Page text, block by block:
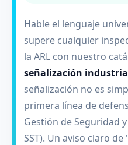
Hable el lenguaje
supere cualquier
la ARL con nuestro
señalización
señalización no es
primera línea de
Gestión de Seguridad
SST). Un aviso claro